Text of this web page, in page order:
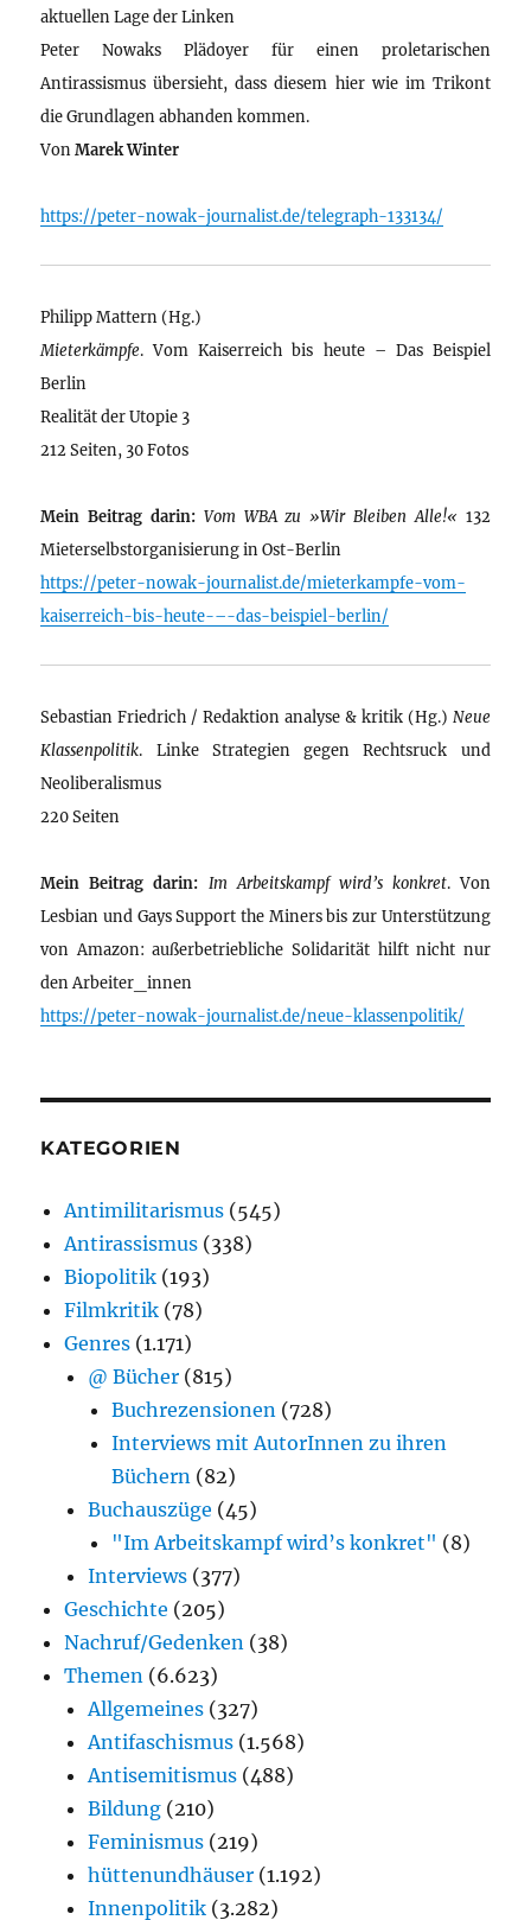
aktuellen Lage der Linken
Peter Nowaks Plädoyer für einen proletarischen
Antirassismus übersieht, dass diesem hier wie im Trikont
die Grundlagen abhanden kommen.
VonMarek Winter
https://peter-nowak-journalist.de/telegraph-133134/
Philipp Mattern (Hg.)
Mieterkämpfe. Vom Kaiserreich bis heute – Das Beispiel
Berlin
Realität der Utopie 3
212 Seiten, 30 Fotos
Mein Beitrag darin: Vom WBA zu »Wir Bleiben Alle!« 132
Mieterselbstorganisierung in Ost-Berlin
https://peter-nowak-journalist.de/mieterkampfe-vom-
kaiserreich-bis-heute-–-das-beispiel-berlin/
Sebastian Friedrich / Redaktion analyse & kritik (Hg.) Neue
Klassenpolitik. Linke Strategien gegen Rechtsruck und
Neoliberalismus
220 Seiten
Mein Beitrag darin: Im Arbeitskampf wird’s konkret. Von
Lesbian und Gays Support the Miners bis zur Unterstützung
von Amazon: außerbetriebliche Solidarität hilft nicht nur
den Arbeiter_innen
https://peter-nowak-journalist.de/neue-klassenpolitik/
KATEGORIEN
Antimilitarismus (545)
Antirassismus (338)
Biopolitik (193)
Filmkritik (78)
Genres (1.171)
@ Bücher (815)
Buchrezensionen (728)
Interviews mit AutorInnen zu ihren
Büchern (82)
Buchauszüge (45)
"Im Arbeitskampf wird’s konkret" (8)
Interviews (377)
Geschichte (205)
Nachruf/Gedenken (38)
Themen (6.623)
Allgemeines (327)
Antifaschismus (1.568)
Antisemitismus (488)
Bildung (210)
Feminismus (219)
hüttenundhäuser (1.192)
Innenpolitik (3.282)